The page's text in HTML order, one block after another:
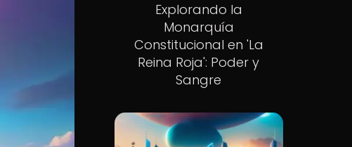
Explorando la
Monarquía
Constitucional en 'La
Reina Roja': Poder y
Sangre